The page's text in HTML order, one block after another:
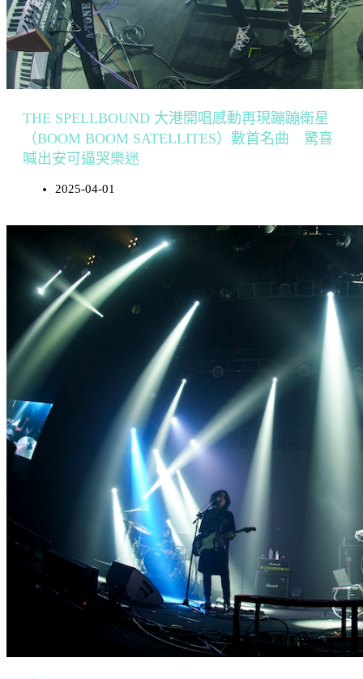
THE SPELLBOUND 大港開唱感動再現蹦蹦衛星
（BOOM BOOM SATELLITES）數首名曲 驚喜
喊出安可逼哭樂迷
2025-04-01